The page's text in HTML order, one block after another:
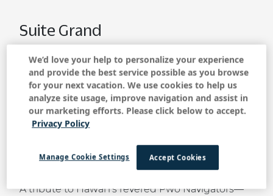
Suite Grand
Navigateur
RÉSERVER MAINTENANT
2 bathrooms, 2 bedroom guestroom with a view
of the ocean, Penthouse Suite
A tribute to Hawai‘i’s revered Pwo Navigators—
We’d love your help to personalize your experience
and provide the best service possible as you browse
for your next vacation. We use cookies to help us
analyze site usage, improve navigation and assist in
our marketing efforts. Please click below to accept.
Privacy Policy
Accept Cookies
Manage Cookie Settings